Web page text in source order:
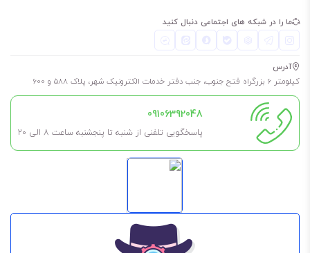
ما را در شبکه های اجتماعی دنبال کنید
آدرس
کیلومتر 6 بزرگراه فتح جنوب، جنب دفتر خدمات الکترونیک شهر، پلاک 588 و 600
09106392048
پاسخگویی تلفنی از شنبه تا پنجشنبه ساعت 8 الی ۲۰